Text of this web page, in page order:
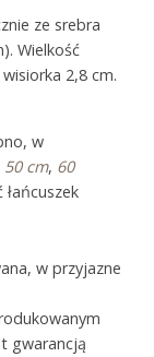
ze srebra
Wielkość
2,8 cm.
w
50 cm, 60
w przyjazne
gwarancją